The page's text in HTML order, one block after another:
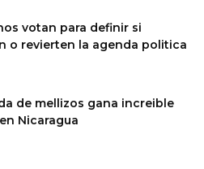
votan para definir si
o revierten la agenda politica
de mellizos gana increible
Nicaragua